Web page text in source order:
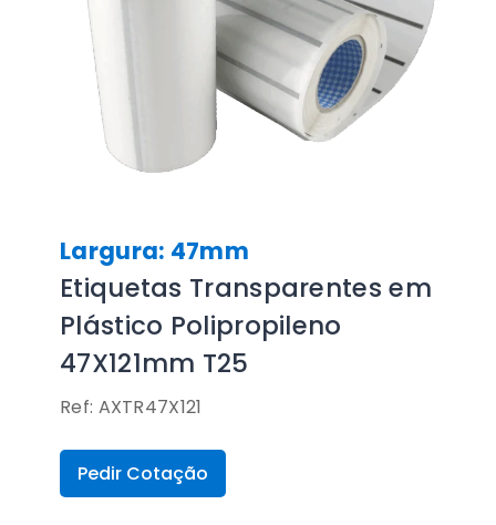
Largura: 47mm
Etiquetas Transparentes em
Plástico Polipropileno
47X121mm T25
Ref: AXTR47X121
Pedir Cotação